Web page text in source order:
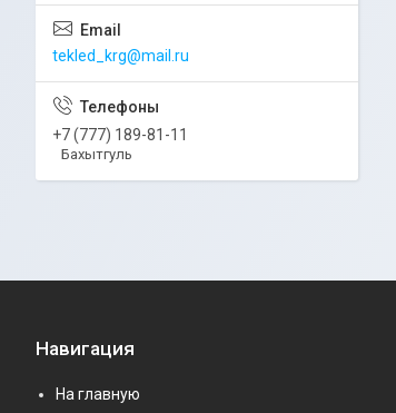
tekled_krg@mail.ru
+7 (777) 189-81-11
Бахытгуль
Навигация
На главную